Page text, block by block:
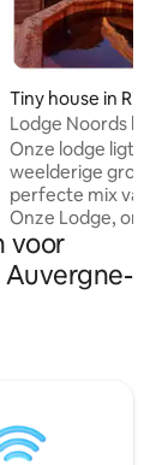
van
Tiny house in
Lodge Noords
Privéparking
Onze lodge ligt in
weelderige
perfecte mix van
Onze Lodge,
bloemen, een
houten hek,
te ontspannen.
tijd is, deze lodge
belooft een
voor
Auvergne-